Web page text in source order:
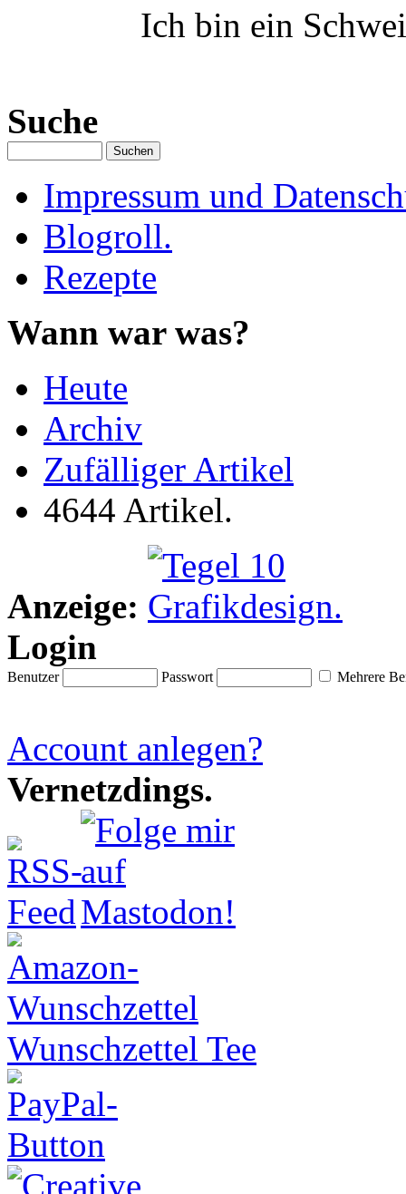
Ich bin ein
Suche
Impressum und
Blogroll.
Rezepte
Wann war was?
Heute
Archiv
Zufälliger Artikel
4644 Artikel.
Anzeige:
Login
Benutzer Passwort Mehrere
Account anlegen?
Vernetzdings.
Wunschzettel Tee